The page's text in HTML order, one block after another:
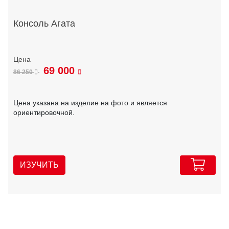
Консоль Агата
86 250 69 000
Цена указана на изделие на фото и является
ориентировочной.
ИЗУЧИТЬ